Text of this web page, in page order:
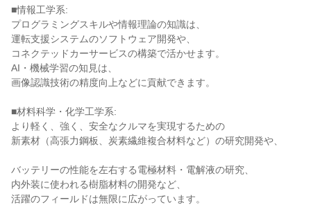
■情報工学系:
プログラミングスキルや情報理論の知識は、
運転支援システムのソフトウェア開発や、
コネクテッドカーサービスの構築で活かせます。
AI・機械学習の知見は、
画像認識技術の精度向上などに貢献できます。
■材料科学・化学工学系:
より軽く、強く、安全なクルマを実現するための
新素材（高張力鋼板、炭素繊維複合材料など）の研究開発や、
バッテリーの性能を左右する電極材料・電解液の研究、
内外装に使われる樹脂材料の開発など、
活躍のフィールドは無限に広がっています。